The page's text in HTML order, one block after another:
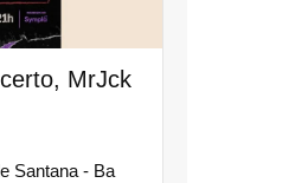
MrJck
Santana - Ba